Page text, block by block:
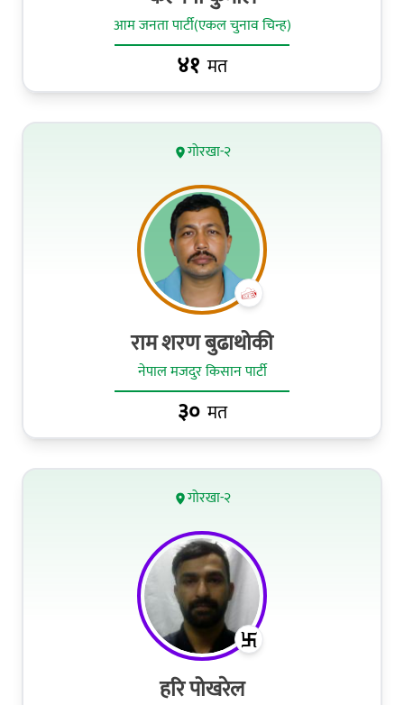
आम जनता पार्टी(एकल चुनाव चिन्ह)
४१ मत
गोरखा-२
राम शरण बुढाथोकी
नेपाल मजदुर किसान पार्टी
३० मत
गोरखा-२
हरि पोखरेल